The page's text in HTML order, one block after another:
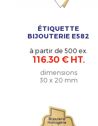
ÉTIQUETTE
BIJOUTERIE E582
à partir de 500 ex.
116.30 € HT.
dimensions
30 x 20 mm